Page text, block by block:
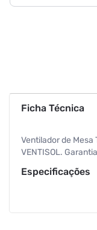
Ficha Técnica
Ventilador de Mesa
VENTISOL.
Especificações